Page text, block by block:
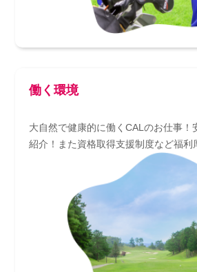
働く環境
大自然で健康的に働くCALのお仕事！
紹介！また資格取得支援制度など福利